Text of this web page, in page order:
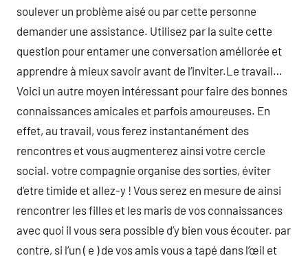
soulever un problème aisé ou par cette personne
demander une assistance. Utilisez par la suite cette
question pour entamer une conversation améliorée et
apprendre à mieux savoir avant de l’inviter.Le travail…
Voici un autre moyen intéressant pour faire des bonnes
connaissances amicales et parfois amoureuses. En
effet, au travail, vous ferez instantanément des
rencontres et vous augmenterez ainsi votre cercle
social. votre compagnie organise des sorties, éviter
d’etre timide et allez-y ! Vous serez en mesure de ainsi
rencontrer les filles et les maris de vos connaissances
avec quoi il vous sera possible d’y bien vous écouter. par
contre, si l’un ( e ) de vos amis vous a tapé dans l’œil et